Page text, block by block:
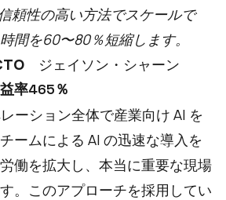
頼性の高い方法でスケールで
間を60〜80％短縮します。
ジェイソン・シャーン
率465％
ーション全体で産業向け AI を
ームによる AI の迅速な導入を
働を拡大し、本当に重要な現場
。このアプローチを採用してい